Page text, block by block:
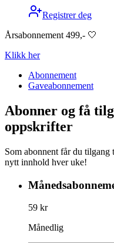
Registrer deg
Årsabonnement 499,- 🤍
Klikk her
Abonnement
Gaveabonnement
Abonner og få
oppskrifter
Som abonnent får du
nytt innhold hver uke!
59 kr
Månedlig